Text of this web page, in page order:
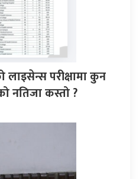
परीक्षामा कुन
नतिजा कस्तो ?